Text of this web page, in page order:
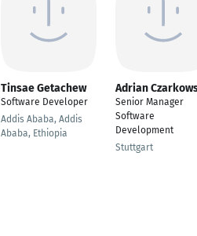
Tinsae Getachew
Software Developer
Addis Ababa, Addis
Ababa, Ethiopia
Adrian
Senior Manager
Software
Development
Stuttgart